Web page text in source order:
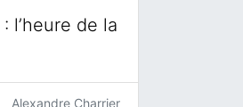
l’heure de la
Alexandre Charrier